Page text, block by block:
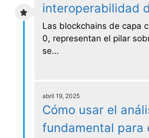
interoperabilidad
Las blockchains de capa
0, representan el pilar
se…
abril 19, 2025
Cómo usar el
fundamental para